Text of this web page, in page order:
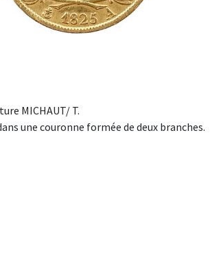
MICHAUT/ T.
une couronne formée de deux branches.